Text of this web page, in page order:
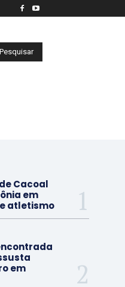
Pesquisar
Cacoal
em
atletismo
em